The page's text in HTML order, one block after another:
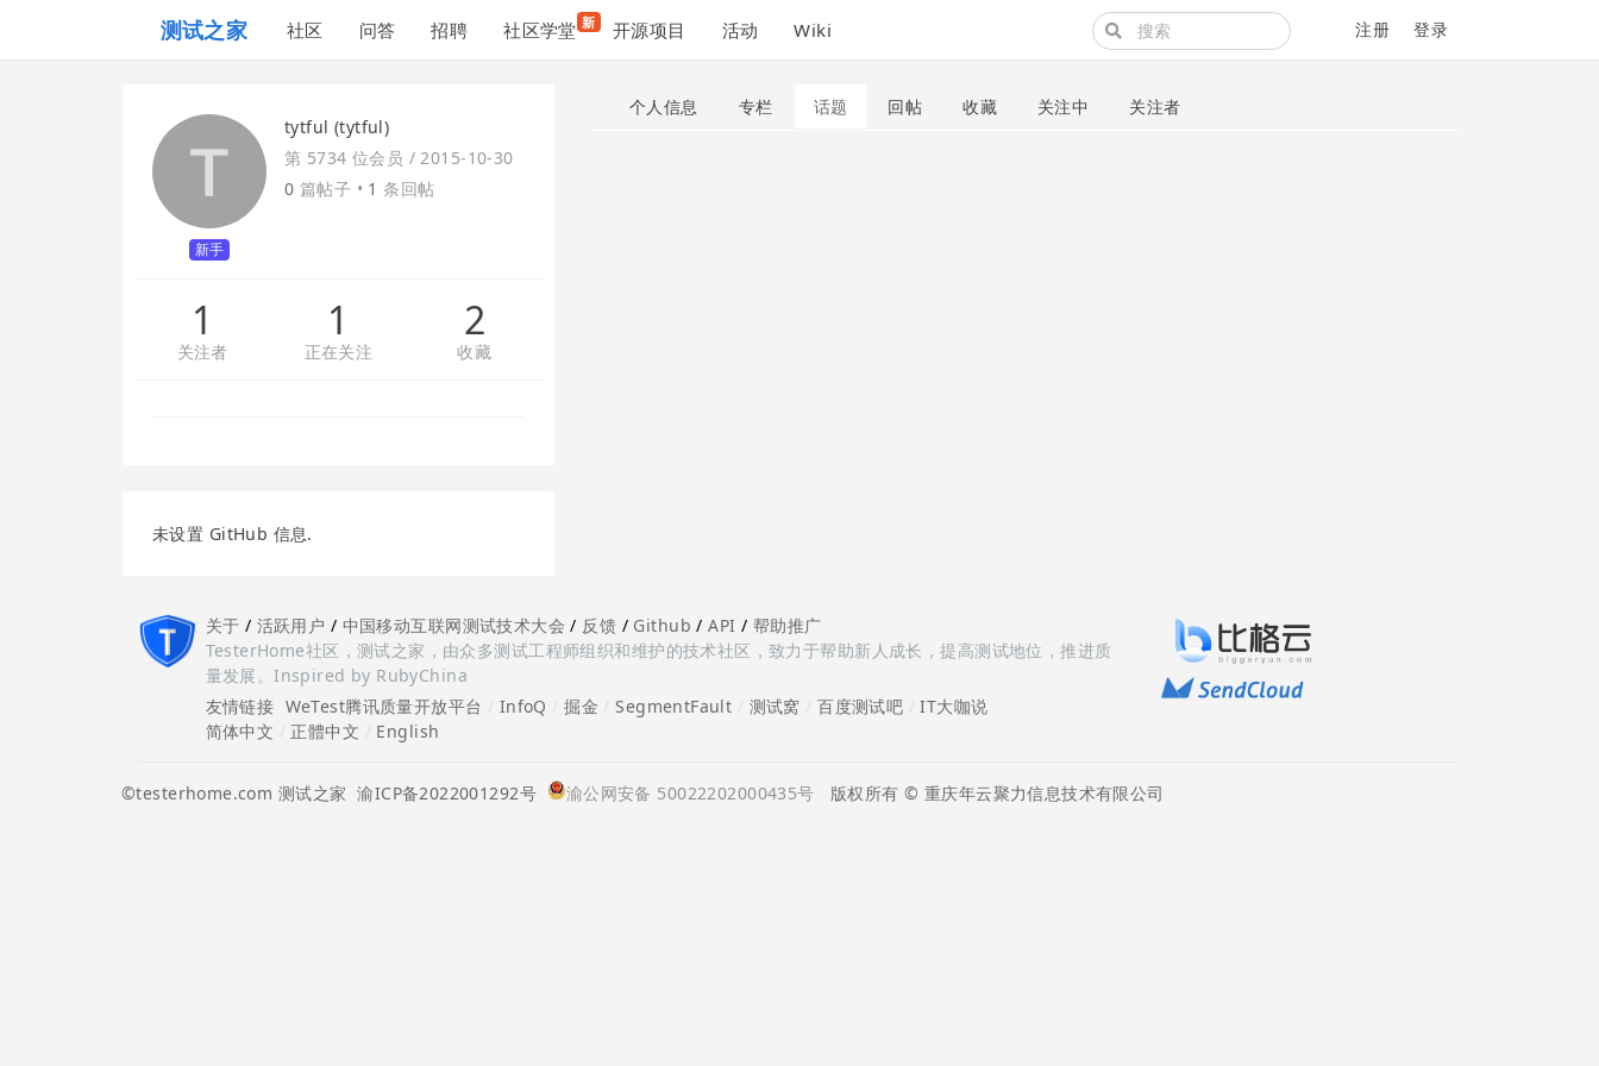
测试之家 社区 问答 招聘 社区学堂 新 开源项目 活动 Wiki 注册 登录
新手
tytful (tytful)
第 5734 位会员 /2015-10-30
0 篇帖子 • 1 条回帖
1
关注者
1
正在关注
2
收藏
未设置 GitHub 信息.
个人信息 专栏 话题 回帖 收藏 关注中 关注者
关于 / 活跃用户 / 中国移动互联网测试技术大会 / 反馈 / Github /API / 帮助推广
TesterHome社区，测试之家，由众多测试工程师组织和维护的技术社区，致力于帮助新人成长，提高测试地位，推进质
量发展。Inspired by RubyChina
友情链接 WeTest腾讯质量开放平台 InfoQ /掘金 /SegmentFault 测试窝 /百度测试吧 /IT大咖说
简体中文
正體中文 English
©testerhome.com 测试之家 渝ICP备2022001292号 渝公网安备 50022202000435号 版权所有 © 重庆年云聚力信息技术有限公司